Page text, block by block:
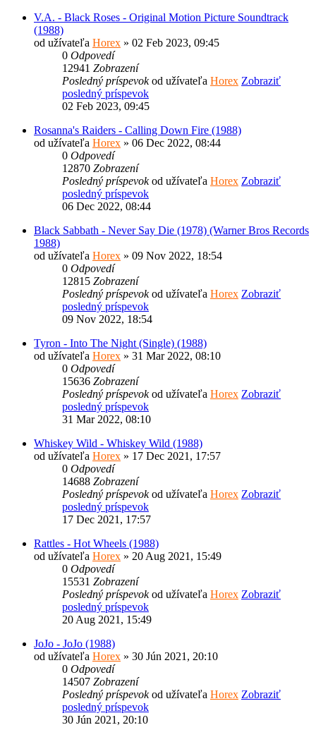
V.A. - Black Roses - Original Motion Picture Soundtrack
(1988)
od užívateľa Horex » 02 Feb 2023, 09:45
0 Odpovedí
12941 Zobrazení
Posledný príspevokod užívateľa Horex Zobraziť
posledný príspevok
02 Feb 2023, 09:45
Rosanna's Raiders - Calling Down Fire (1988)
od užívateľa Horex » 06 Dec 2022, 08:44
0 Odpovedí
12870 Zobrazení
Posledný príspevokod užívateľa Horex Zobraziť
posledný príspevok
06 Dec 2022, 08:44
Black Sabbath - Never Say Die (1978) (Warner Bros Records
1988)
od užívateľa Horex » 09 Nov 2022, 18:54
0 Odpovedí
12815 Zobrazení
Posledný príspevokod užívateľa Horex Zobraziť
posledný príspevok
09 Nov 2022, 18:54
Tyron - Into The Night (Single) (1988)
od užívateľa Horex » 31 Mar 2022, 08:10
0 Odpovedí
15636 Zobrazení
Posledný príspevokod užívateľa Horex Zobraziť
posledný príspevok
31 Mar 2022, 08:10
Whiskey Wild - Whiskey Wild (1988)
od užívateľa Horex » 17 Dec 2021, 17:57
0 Odpovedí
14688 Zobrazení
Posledný príspevokod užívateľa Horex Zobraziť
posledný príspevok
17 Dec 2021, 17:57
Rattles - Hot Wheels (1988)
od užívateľa Horex » 20 Aug 2021, 15:49
0 Odpovedí
15531 Zobrazení
Posledný príspevokod užívateľa Horex Zobraziť
posledný príspevok
20 Aug 2021, 15:49
JoJo - JoJo (1988)
od užívateľa Horex » 30 Jún 2021, 20:10
0 Odpovedí
14507 Zobrazení
Posledný príspevokod užívateľa Horex Zobraziť
posledný príspevok
30 Jún 2021, 20:10